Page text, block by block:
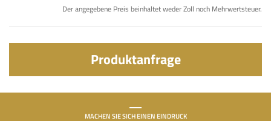
Der angegebene Preis beinhaltet weder Zoll noch Mehrwertsteuer.
Produktanfrage
MACHEN SIE SICH EINEN EINDRUCK